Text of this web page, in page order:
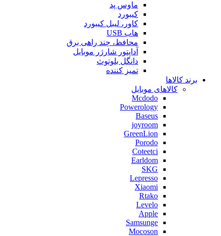
ماوس پد
کیبورد
کاور، لیبل کیبورد
هاب USB
محافظ، چند راهی برق
آداپتور شارژر موبایل
دانگل بلوتوث
تمیز کننده
برند کالاها
کالاهای موبایل
Mcdodo
Powerology
Baseus
joyroom
GreenLion
Porodo
Coteetci
Earldom
SKG
Lepresso
Xiaomi
Rtako
Levelo
Apple
Samsunge
Mocoson